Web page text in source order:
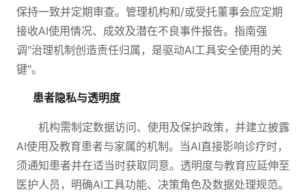
保持一致并定期审查。管理机构和/或受托董事会应定期
接收AI使用情况、成效及潜在不良事件报告。指南强
调"治理机制创造责任归属，是驱动AI工具安全使用的关
键"。
患者隐私与透明度
机构需制定数据访问、使用及保护政策，并建立披露
AI使用及教育患者与家属的机制。当AI直接影响诊疗时，
须通知患者并在适当时获取同意。透明度与教育应延伸至
医护人员，明确AI工具功能、决策角色及数据处理规范。